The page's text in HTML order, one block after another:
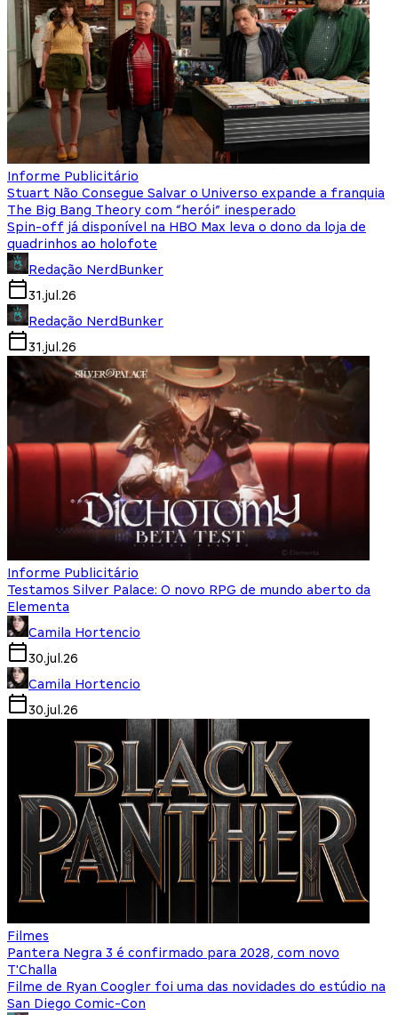
Informe Publicitário
Stuart Não Consegue Salvar o Universo expande a franquia
The Big Bang Theory com “herói” inesperado
Spin-off já disponível na HBO Max leva o dono da loja de
quadrinhos ao holofote
Redação NerdBunker
31.jul.26
Redação NerdBunker
31.jul.26
Informe Publicitário
Testamos Silver Palace: O novo RPG de mundo aberto da
Elementa
Camila Hortencio
30.jul.26
Camila Hortencio
30.jul.26
Filmes
Pantera Negra 3 é confirmado para 2028, com novo
T'Challa
Filme de Ryan Coogler foi uma das novidades do estúdio na
San Diego Comic-Con